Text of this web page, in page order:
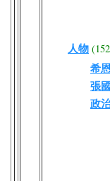
人物
希
張
政